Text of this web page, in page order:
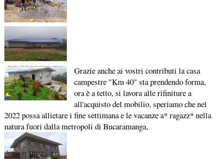
Grazie anche ai vostri contributi la casa
campestre "Km 40" sta prendendo forma,
ora è a tetto, si lavora alle rifiniture a
all'acquisto del mobilio, speriamo che nel
2022 possa allietare i fine settimana e le vacanze a* ragazz* nella
natura fuori dalla metropoli di Bucaramanga,